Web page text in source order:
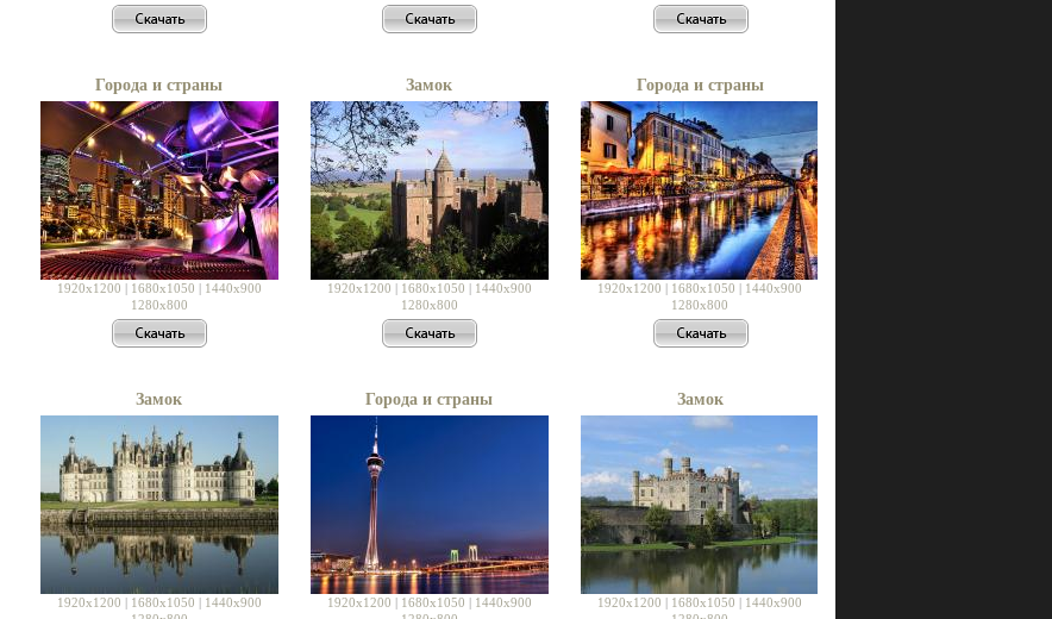
Города и страны
1920x1200 | 1680x1050 | 1440x900
1280x800
Замок
1920x1200 | 1680x1050 | 1440x900
1280x800
Города и страны
1920x1200 | 1680x1050 | 1440x900
1280x800
Замок
1920x1200 | 1680x1050 | 1440x900
Города и страны
1920x1200 | 1680x1050 | 1440x900
Замок
1920x1200 | 1680x1050 | 1440x900